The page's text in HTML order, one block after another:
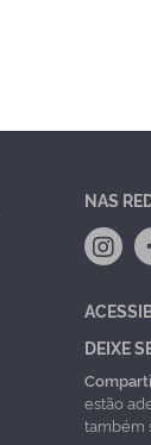
NAS
DEIXE
estão
também